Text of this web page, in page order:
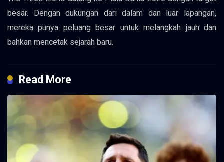
besar. Dengan dukungan dari dalam dan luar lapangan,
mereka punya peluang besar untuk melangkah jauh dan
bahkan mencetak sejarah baru.
Read More